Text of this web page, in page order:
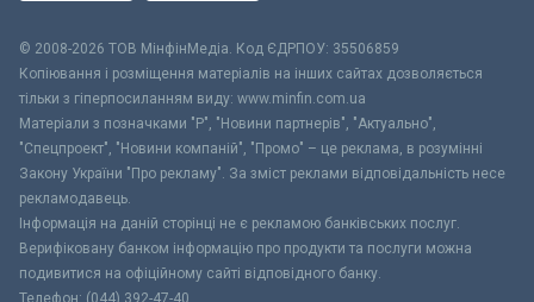
© 2008-2026 ТОВ МiнфiнМедiа. Код ЄДРПОУ: 35506859
Копіювання і розміщення матеріалів на інших сайтах дозволяється
тільки з гіперпосиланням виду: www.minfin.com.ua
Матеріали з позначками "Р", "Новини партнерів", "Актуально",
"Спецпроект", "Новини компаній", "Промо" – це реклама, в розумінні
Закону України "Про рекламу". За зміст реклами відповідальність несе
рекламодавець.
Інформація на даній сторінці не є рекламою банківських послуг.
Верифіковану банком інформацію про продукти та послуги можна
подивитися на офіційному сайті відповідного банку.
Телефон: (044) 392-47-40